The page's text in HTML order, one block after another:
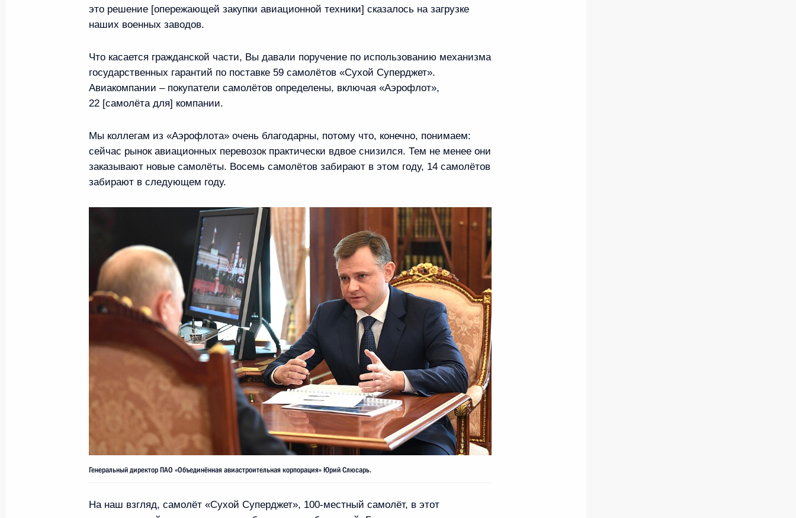
Бегловым
На ледоколе «Виктор Черномырдин» поднят государственный
флаг
3 ноября 2020 года, 18:00
Работникам и ветеранам автомобильного и городского
пассажирского транспорта России
25 октября 2020 года, 10:30
Перечень поручений по итогам расширенного заседания
президиума Государственного совета
24 октября 2020 года, 17:00
Встреча с руководителем Росрыболовства Ильёй Шестаковым
19 октября 2020 года, 14:30
27 августа 2020 года, 15:20
это решение [опережающей закупки авиационной техники] сказалось на загрузке
наших военных заводов.
Что касается гражданской части, Вы давали поручение по использованию механизма
государственных гарантий по поставке 59 самолётов «Сухой Суперджет».
Авиакомпании – покупатели самолётов определены, включая «Аэрофлот»,
22 [самолёта для] компании.
Мы коллегам из «Аэрофлота» очень благодарны, потому что, конечно, понимаем:
сейчас рынок авиационных перевозок практически вдвое снизился. Тем не менее они
заказывают новые самолёты. Восемь самолётов забирают в этом году, 14 самолётов
забирают в следующем году.
Генеральный директор ПАО «Объединённая авиастроительная корпорация» Юрий Слюсарь.
На наш взгляд, самолёт «Сухой Суперджет», 100‑местный самолёт, в этот